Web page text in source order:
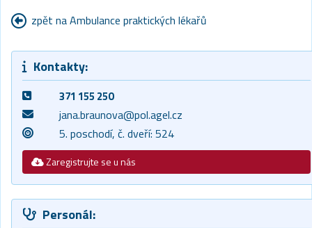
zpět na Ambulance praktických lékařů
Kontakty:
371 155 250
jana.braunova@pol.agel.cz
5. poschodí, č. dveří: 524
Zaregistrujte se u nás
Personál: